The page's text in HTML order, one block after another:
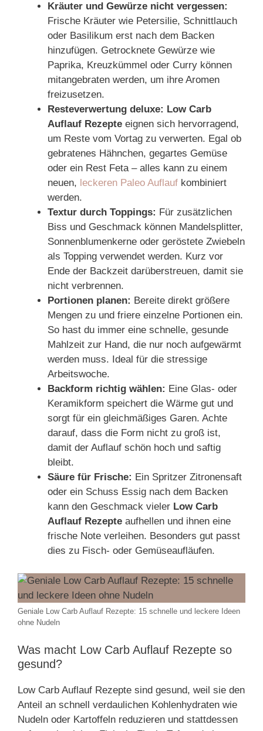
Kräuter und Gewürze nicht vergessen:
Frische Kräuter wie Petersilie, Schnittlauch
oder Basilikum erst nach dem Backen
hinzufügen. Getrocknete Gewürze wie
Paprika, Kreuzkümmel oder Curry können
mitangebraten werden, um ihre Aromen
freizusetzen.
Resteverwertung deluxe: Low Carb
Auflauf Rezepte eignen sich hervorragend,
um Reste vom Vortag zu verwerten. Egal ob
gebratenes Hähnchen, gegartes Gemüse
oder ein Rest Feta – alles kann zu einem
neuen, leckeren Paleo Auflauf kombiniert
werden.
Textur durch Toppings: Für zusätzlichen
Biss und Geschmack können Mandelsplitter,
Sonnenblumenkerne oder geröstete Zwiebeln
als Topping verwendet werden. Kurz vor
Ende der Backzeit darüberstreuen, damit sie
nicht verbrennen.
Portionen planen: Bereite direkt größere
Mengen zu und friere einzelne Portionen ein.
So hast du immer eine schnelle, gesunde
Mahlzeit zur Hand, die nur noch aufgewärmt
werden muss. Ideal für die stressige
Arbeitswoche.
Backform richtig wählen: Eine Glas- oder
Keramikform speichert die Wärme gut und
sorgt für ein gleichmäßiges Garen. Achte
darauf, dass die Form nicht zu groß ist,
damit der Auflauf schön hoch und saftig
bleibt.
Säure für Frische: Ein Spritzer Zitronensaft
oder ein Schuss Essig nach dem Backen
kann den Geschmack vieler Low Carb
Auflauf Rezepte aufhellen und ihnen eine
frische Note verleihen. Besonders gut passt
dies zu Fisch- oder Gemüseaufläufen.
Geniale Low Carb Auflauf Rezepte: 15 schnelle und leckere Ideen
ohne Nudeln
Was macht Low Carb Auflauf Rezepte so
gesund?
Low Carb Auflauf Rezepte sind gesund, weil sie den
Anteil an schnell verdaulichen Kohlenhydraten wie
Nudeln oder Kartoffeln reduzieren und stattdessen